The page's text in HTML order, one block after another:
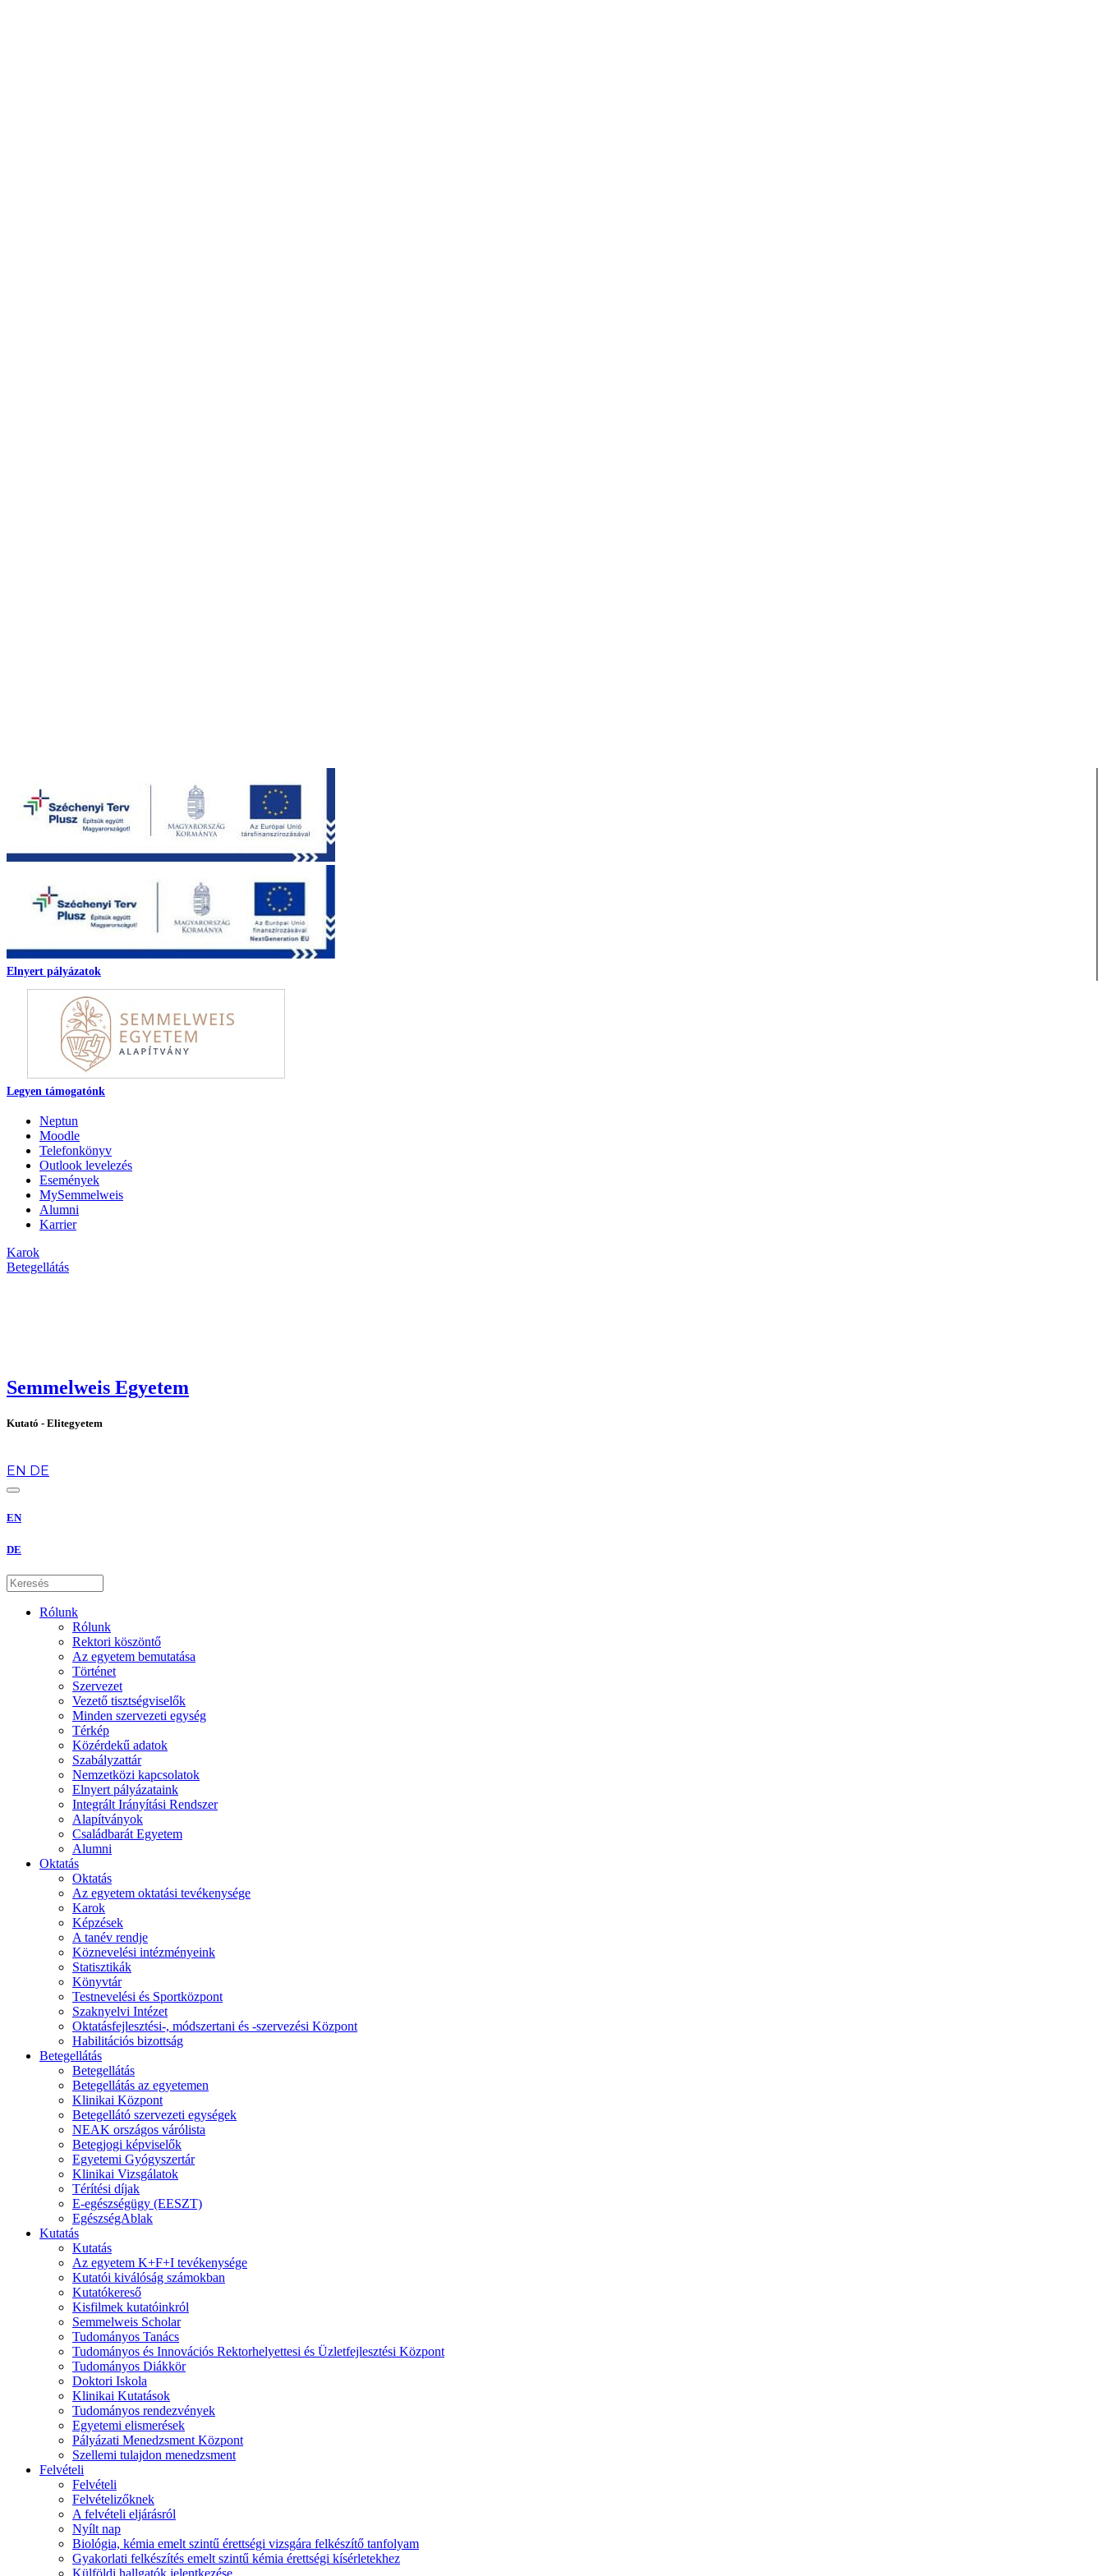
Elnyert pályázatok
Legyen támogatónk
Neptun
Moodle
Telefonkönyv
Outlook levelezés
Események
MySemmelweis
Alumni
Karrier
Karok
Betegellátás
Semmelweis Egyetem
Kutató - Elitegyetem
EN DE
EN
DE
Rólunk
Rólunk
Rektori köszöntő
Az egyetem bemutatása
Történet
Szervezet
Vezető tisztségviselők
Minden szervezeti egység
Térkép
Közérdekű adatok
Szabályzattár
Nemzetközi kapcsolatok
Elnyert pályázataink
Integrált Irányítási Rendszer
Alapítványok
Családbarát Egyetem
Alumni
Oktatás
Oktatás
Az egyetem oktatási tevékenysége
Karok
Képzések
A tanév rendje
Köznevelési intézményeink
Statisztikák
Könyvtár
Testnevelési és Sportközpont
Szaknyelvi Intézet
Oktatásfejlesztési-, módszertani és -szervezési Központ
Habilitációs bizottság
Betegellátás
Betegellátás
Betegellátás az egyetemen
Klinikai Központ
Betegellátó szervezeti egységek
NEAK országos várólista
Betegjogi képviselők
Egyetemi Gyógyszertár
Klinikai Vizsgálatok
Térítési díjak
E-egészségügy (EESZT)
EgészségAblak
Kutatás
Kutatás
Az egyetem K+F+I tevékenysége
Kutatói kiválóság számokban
Kutatókereső
Kisfilmek kutatóinkról
Semmelweis Scholar
Tudományos Tanács
Tudományos és Innovációs Rektorhelyettesi és Üzletfejlesztési Központ
Tudományos Diákkör
Doktori Iskola
Klinikai Kutatások
Tudományos rendezvények
Egyetemi elismerések
Pályázati Menedzsment Központ
Szellemi tulajdon menedzsment
Felvételi
Felvételi
Felvételizőknek
A felvételi eljárásról
Nyílt nap
Biológia, kémia emelt szintű érettségi vizsgára felkészítő tanfolyam
Gyakorlati felkészítés emelt szintű kémia érettségi kísérletekhez
Külföldi hallgatók jelentkezése